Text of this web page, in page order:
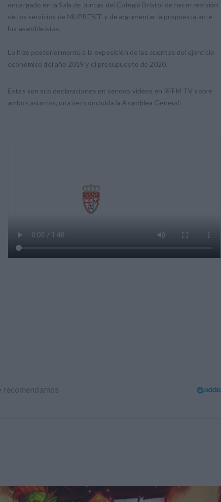
encargado en la Sala de Juntas del Colegio Bristol de hacer revisión
de los servicios de MUPRESFE y de argumentar la propuesta ante
los asambleistas.
Lo hizo posteriormente a la exposición de las cuentas del ejercicio
económico del año 2019 y el presupuesto de 2020.
Estas son sus declaraciones en sendos vídeos en RFFM TV sobre
ambos asuntos, una vez concluida la Asamblea General: